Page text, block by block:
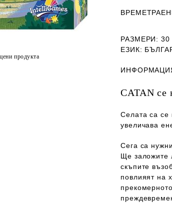
РАЗМЕРИ: 30
ЕЗИК:
CATAN се
Селата са се
увеличава
Сега са
Ще заложите
скъпите
повлияят на
продукта